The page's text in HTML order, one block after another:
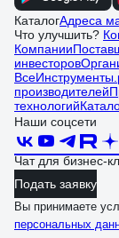
КаталогАдреса
Что улучшить?
Компании
инвесторов
производителей
технологий
Наши соцсети
Чат для бизнес-
Подать заявку
Вы принимаете
персональных